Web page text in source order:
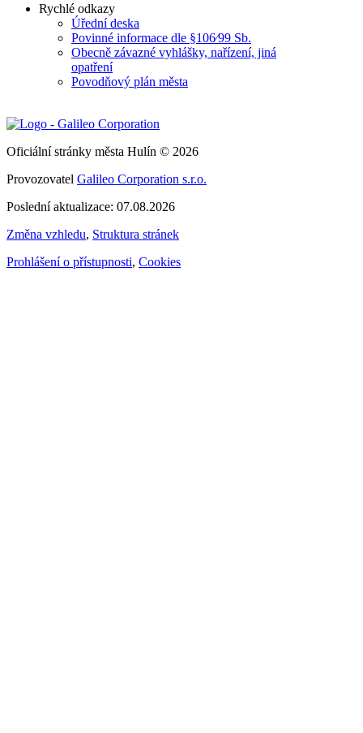
Rychlé odkazy
Úřední deska
Povinné informace dle §106⁄99 Sb.
Obecně závazné vyhlášky, nařízení, jiná
opatření
Povodňový plán města
Oficiální stránky města Hulín © 2026
Provozovatel Galileo Corporation s.r.o.
Poslední aktualizace: 07.08.2026
Změna vzhledu, Struktura stránek
Prohlášení o přístupnosti, Cookies